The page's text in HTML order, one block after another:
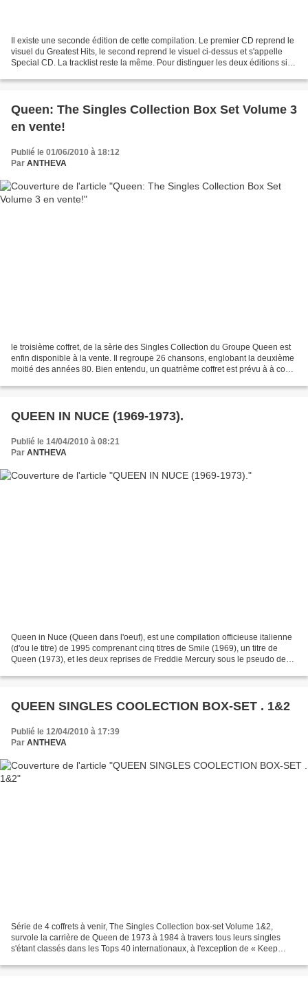
Il existe une seconde édition de cette compilation. Le premier CD reprend le
visuel du Greatest Hits, le second reprend le visuel ci-dessus et s'appelle
Special CD. La tracklist reste la même. Pour distinguer les deux éditions si
Queen: The Singles Collection Box Set Volume 3
en vente!
Publié le 01/06/2010 à 18:12
Par ANTHEVA
le troisième coffret, de la sèrie des Singles Collection du Groupe Queen est
enfin disponible à la vente. Il regroupe 26 chansons, englobant la deuxième
moitié des années 80. Bien entendu, un quatrième coffret est prévu à à court
QUEEN IN NUCE (1969-1973).
Publié le 14/04/2010 à 08:21
Par ANTHEVA
Queen in Nuce (Queen dans l'oeuf), est une compilation officieuse italienne
(d'ou le titre) de 1995 comprenant cinq titres de Smile (1969), un titre de
Queen (1973), et les deux reprises de Freddie Mercury sous le pseudo de
QUEEN SINGLES COOLECTION BOX-SET . 1&2
Publié le 12/04/2010 à 17:39
Par ANTHEVA
Série de 4 coffrets à venir, The Singles Collection box-set Volume 1&2,
survole la carrière de Queen de 1973 à 1984 à travers tous leurs singles
s'étant classés dans les Tops 40 internationaux, à l'exception de « Keep